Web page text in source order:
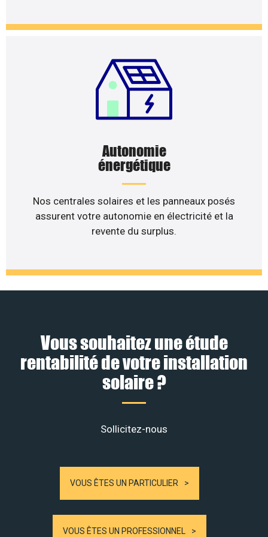
Autonomie
énergétique
Nos centrales solaires et les panneaux posés
assurent votre autonomie en électricité et la
revente du surplus.
Vous souhaitez une étude
rentabilité de votre installation
solaire ?
Sollicitez-nous
VOUS ÊTES UN PARTICULIER
VOUS ÊTES UN PROFESSIONNEL